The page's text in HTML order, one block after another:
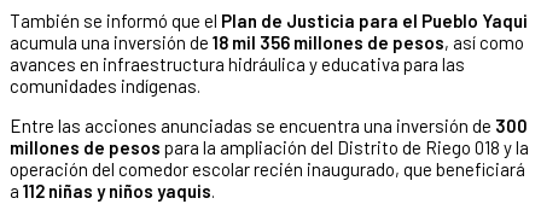
También se informó que el Plan de Justicia para el Pueblo Yaqui
acumula una inversión de 18 mil 356 millones de pesos, así como
avances en infraestructura hidráulica y educativa para las
comunidades indígenas.
Entre las acciones anunciadas se encuentra una inversión de 300
millones de pesos para la ampliación del Distrito de Riego 018 y la
operación del comedor escolar recién inaugurado, que beneficiará
a 112 niñas y niños yaquis.